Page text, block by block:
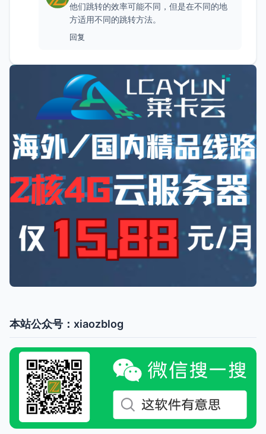
他们跳转的效率可能不同，但是在不同的地
方适用不同的跳转方法。
回复
本站公众号：xiaozblog